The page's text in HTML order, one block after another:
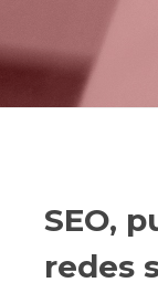
SEO,
redes